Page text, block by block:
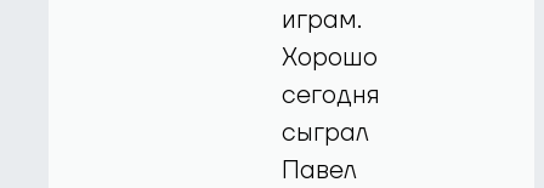
играм.
Хорошо
сегодня
сыграл
Павел